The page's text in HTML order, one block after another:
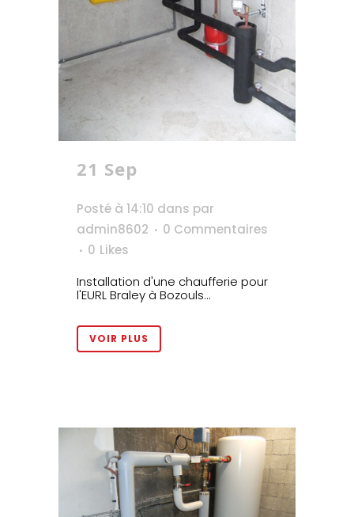
21 Sep
Posté à 14:10 dans par
admin8602
0 Commentaires
0 Likes
Installation d'une chaufferie pour
l'EURL Braley à Bozouls...
VOIR PLUS